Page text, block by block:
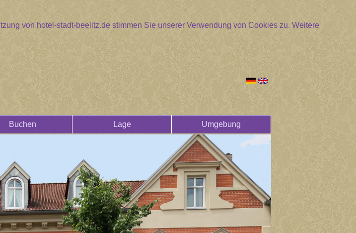
von hotel-stadt-beelitz.de stimmen Sie unserer Verwendung von Cookies zu.Weitere
Buchen Lage Umgebung